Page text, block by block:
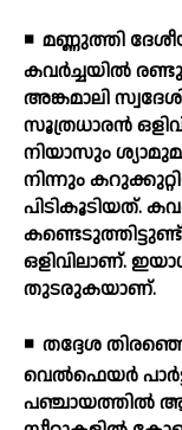
◾ മണ്ണുത്തി
കവര്‍ച്ചയില്‍ രണ്ടു
അങ്കമാലി
സൂത്രധാരന്‍
നിയാസും
നിന്നും
പിടികൂടിയത്.
ഒളിവിലാണ്.
തുടരുകയാണ്.
◾ തദ്ദേശ
വെല്‍ഫെയര്‍
പഞ്ചായത്തില്‍